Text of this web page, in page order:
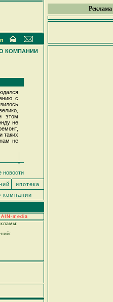
Реклама
КОМПАНИИ
с
этом
не
таких
не
новости
ипотека
компании
media